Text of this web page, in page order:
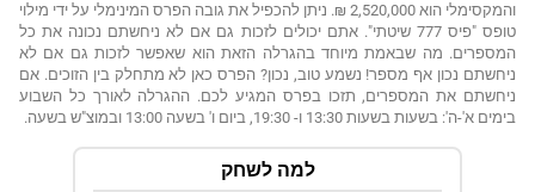
והמקסימלי הוא 2,520,000 ₪. ניתן להכפיל את גובה הפרס המינימלי על ידי מילוי
טופס "פיס 777 שיטתי". אתם יכולים לזכות גם אם לא ניחשתם נכונה את כל
המספרים. מה שבאמת מיוחד בהגרלה הזאת הוא שאפשר לזכות גם אם לא
ניחשתם נכון אף מספר! נשמע טוב, נכון? הפרס כאן לא מתחלק בין הזוכים. אם
ניחשתם את המספרים, תזכו בפרס המגיע לכם. ההגרלה לאורך כל השבוע
בימים א'-ה': בשעות בשעות 13:30 ו- 19:30, ביום ו' בשעה 13:00 ובמוצ"ש בשעה.
למה לשחק